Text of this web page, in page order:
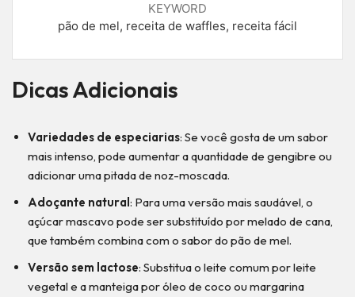
KEYWORD
pão de mel, receita de waffles, receita fácil
Dicas Adicionais
Variedades de especiarias: Se você gosta de um sabor
mais intenso, pode aumentar a quantidade de gengibre ou
adicionar uma pitada de noz-moscada.
Adoçante natural : Para uma versão mais saudável, o
açúcar mascavo pode ser substituído por melado de cana,
que também combina com o sabor do pão de mel.
Versão sem lactose: Substitua o leite comum por leite
vegetal e a manteiga por óleo de coco ou margarina